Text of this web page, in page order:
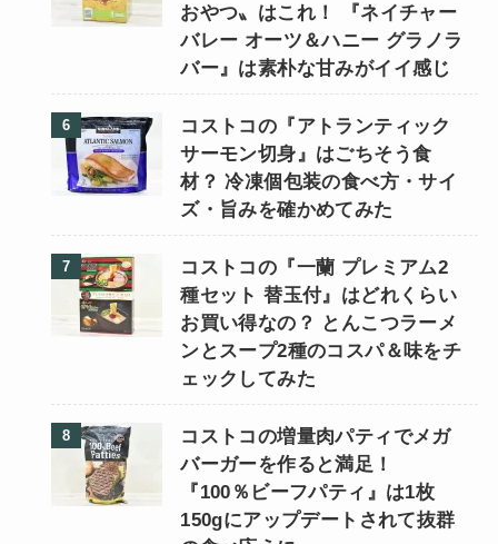
おやつ〟はこれ！ 『ネイチャー
バレー オーツ＆ハニー グラノラ
バー』は素朴な甘みがイイ感じ
コストコの『アトランティック
サーモン切身』はごちそう食
材？ 冷凍個包装の食べ方・サイ
ズ・旨みを確かめてみた
コストコの『一蘭 プレミアム2
種セット 替玉付』はどれくらい
お買い得なの？ とんこつラーメ
ンとスープ2種のコスパ＆味をチ
ェックしてみた
コストコの増量肉パティでメガ
バーガーを作ると満足！
『100％ビーフパティ』は1枚
150gにアップデートされて抜群